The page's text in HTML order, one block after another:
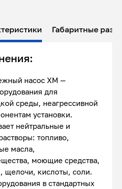
Габаритные
насос ХМ —
для
среды, неагрессивной
установки.
нейтральные и
топливо,
масла,
моющие средства,
щелочи, кислоты, соли.
в стандартных